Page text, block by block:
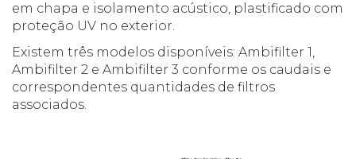
em chapa e isolamento acústico, plastificado com
proteção UV no exterior.
Existem três modelos disponíveis: Ambifilter 1,
Ambifilter 2 e Ambifilter 3 conforme os caudais e
correspondentes quantidades de filtros
associados.